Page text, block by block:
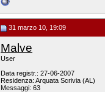
31 marzo 10, 19:09
Malve
User
Data registr.: 27-06-2007
Residenza: Arquata Scrivia (AL)
Messaggi: 63